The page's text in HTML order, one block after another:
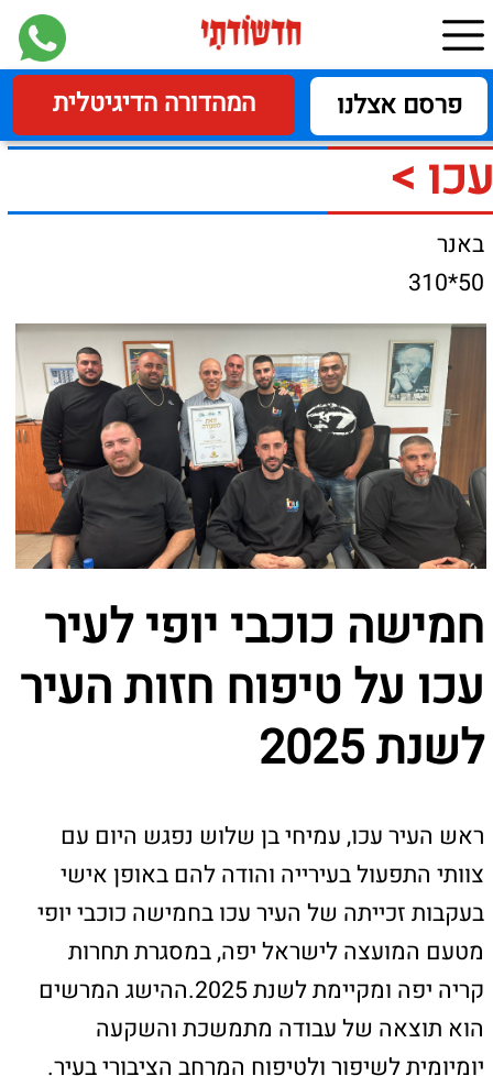
עכו >
חמישה כוכבי יופי לעיר
עכו על טיפוח חזות העיר
לשנת 2025
צוותי התפעול בעירייה והודה להם באופן אישי
בעקבות זכייתה של העיר עכו בחמישה כוכבי יופי
מטעם המועצה לישראל יפה, במסגרת תחרות
קריה יפה ומקיימת לשנת 2025.ההישג המרשים
הוא תוצאה של עבודה מתמשכת והשקעה
יומיומית לשיפור ולטיפוח המרחב הציבורי בעיר.
במסירות רבה יום יום למען חזות העיר ואיכות
החיים של תושביה.
ראש העיר עמיחי בן שלוש אמר: ״הזכייה בחמישה
כוכבי יופי היא קודם כל הזכייה של האנשים
שעובדים בשטח. צוותי התפעול שלנו עושים
עבודה מקצועית, מסורה ובלתי מתפשרת, והם אלה
שמבטיחים שעכו תיראה ותורגש כעיר מטופחת,
מקיימת ונעימה לתושביה ולמבקריה. אני גאה בהם
ומודה להם בשם תושבי העיר כולה״.
פרסם אצלנו המהדורה הדיגיטלית